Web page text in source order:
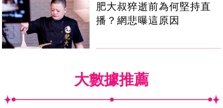
肥大叔猝逝前為何堅持直
播？網悲曝這原因
大數據推薦